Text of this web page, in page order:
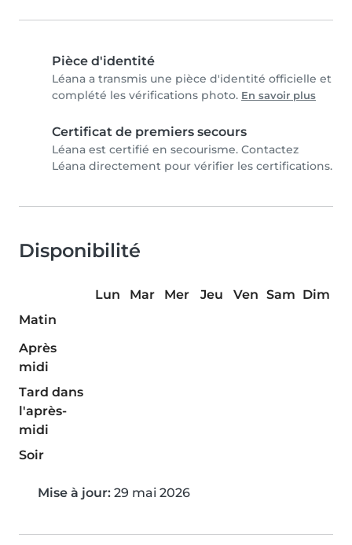
Pièce d'identité
Léana a transmis une pièce d'identité officielle et
complété les vérifications photo. En savoir plus
Certificat de premiers secours
Léana est certifié en secourisme. Contactez
Léana directement pour vérifier les certifications.
Disponibilité
Lun Mar Mer Jeu Ven Sam Dim
Matin
Après
midi
Tard dans
l'après-
midi
Soir
Mise à jour: 29 mai 2026